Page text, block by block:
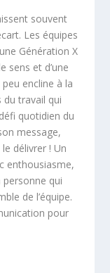
souvent
Les équipes
Génération X
sens et d’une
encline à la
du travail qui
quotidien du
message,
délivrer ! Un
enthousiasme,
qui
de l’équipe.
pour